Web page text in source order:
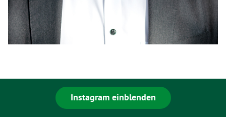
Instagram einblenden